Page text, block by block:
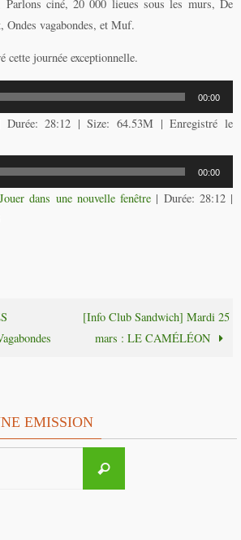
ciné, 20 000 lieues sous les murs, De
Ondes vagabondes, et Muf.
cette journée exceptionnelle.
00:00
Durée: 28:12 | Size: 64.53M | Enregistré le
00:00
Jouer dans une nouvelle fenêtre | Durée: 28:12|
[Info Club Sandwich] Mardi 25
mars : LE CAMÉLÉON
EMISSION
Recherche